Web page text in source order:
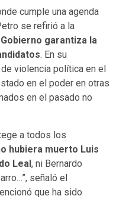
cumple una agenda
se refirió a la
garantiza la
. En su
violencia política en el
en el poder en otras
en el pasado no
a todos los
hubiera muerto Luis
Leal , ni Bernardo
señaló el
que ha sido